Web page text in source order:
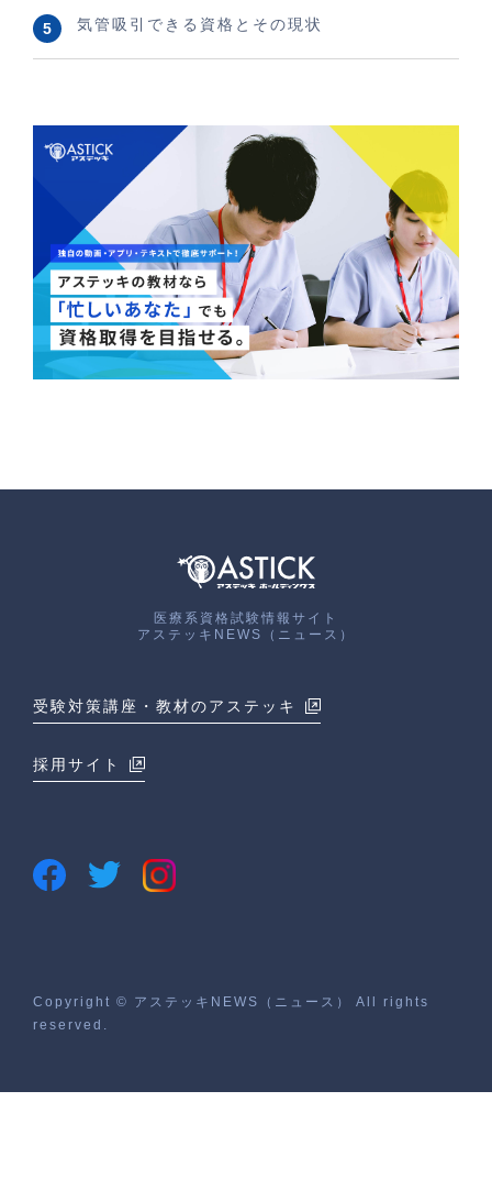
気管吸引できる資格とその現状
医療系資格試験情報サイト
アステッキNEWS（ニュース）
受験対策講座・教材のアステッキ
採用サイト
Copyright © アステッキNEWS（ニュース） All rights
reserved.